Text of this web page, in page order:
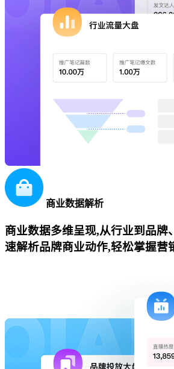
商业数据解析
商业数据多维呈现,从行业到品牌
速解析品牌商业动作,轻松掌握营